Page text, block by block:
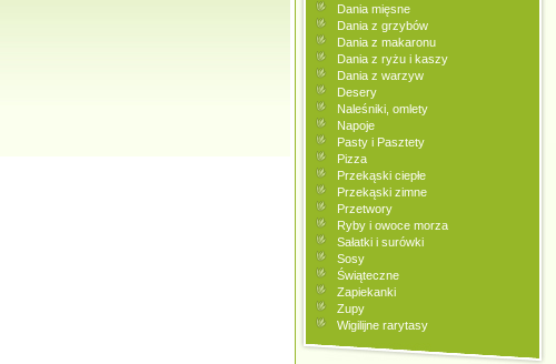
Dania mięsne
Dania z grzybów
Dania z makaronu
Dania z ryżu i kaszy
Dania z warzyw
Desery
Naleśniki, omlety
Napoje
Pasty i Pasztety
Pizza
Przekąski ciepłe
Przekąski zimne
Przetwory
Ryby i owoce morza
Sałatki i surówki
Sosy
Świąteczne
Zapiekanki
Zupy
Wigilijne rarytasy